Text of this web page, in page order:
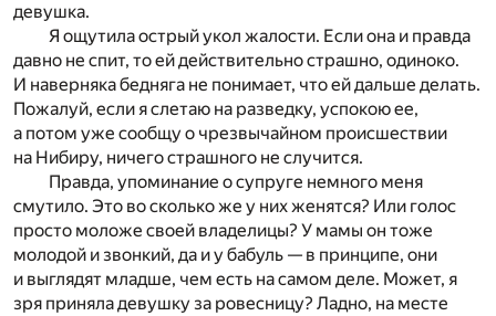
девушка.
Я ощутила острый укол жалости. Если она и правда
давно не спит, то ей действительно страшно, одиноко.
И наверняка бедняга не понимает, что ей дальше делать.
Пожалуй, если я слетаю на разведку, успокою ее,
а потом уже сообщу о чрезвычайном происшествии
на Нибиру, ничего страшного не случится.
Правда, упоминание о супруге немного меня
смутило. Это во сколько же у них женятся? Или голос
просто моложе своей владелицы? У мамы он тоже
молодой и звонкий, да и у бабуль — в принципе, они
и выглядят младше, чем есть на самом деле. Может, я
зря приняла девушку за ровесницу? Ладно, на месте